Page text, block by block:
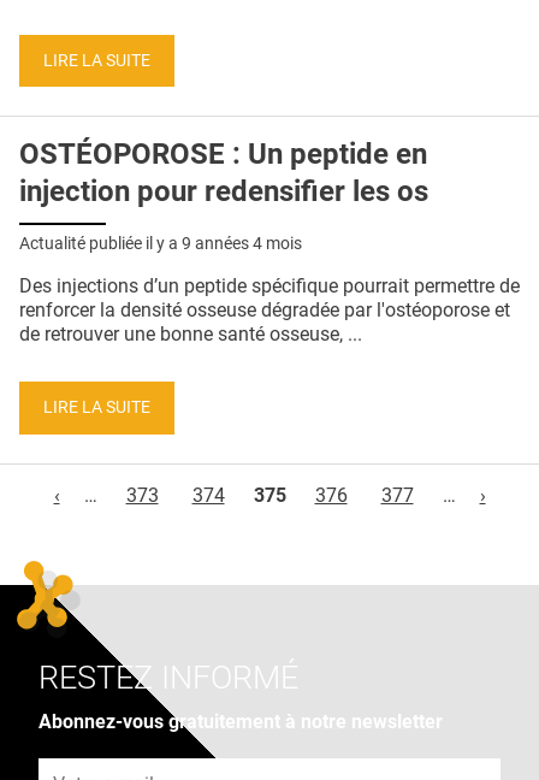
LIRE LA SUITE
OSTÉOPOROSE : Un peptide en
injection pour redensifier les os
Actualité publiée il y a 9 années 4 mois
Des injections d’un peptide spécifique pourrait permettre de
renforcer la densité osseuse dégradée par l'ostéoporose et
de retrouver une bonne santé osseuse, ...
LIRE LA SUITE
‹
… 373 374 375 376 377 … ›
RESTEZ INFORMÉ
Abonnez-vous gratuitement à notre newsletter